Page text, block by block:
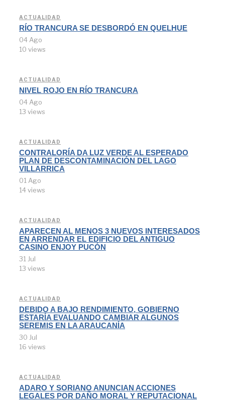
ACTUALIDAD
RÍO TRANCURA SE DESBORDÓ EN QUELHUE
04 Ago
10 views
ACTUALIDAD
NIVEL ROJO EN RÍO TRANCURA
04 Ago
13 views
ACTUALIDAD
CONTRALORÍA DA LUZ VERDE AL ESPERADO
PLAN DE DESCONTAMINACIÓN DEL LAGO
VILLARRICA
01 Ago
14 views
ACTUALIDAD
APARECEN AL MENOS 3 NUEVOS INTERESADOS
EN ARRENDAR EL EDIFICIO DEL ANTIGUO
CASINO ENJOY PUCÓN
31 Jul
13 views
ACTUALIDAD
DEBIDO A BAJO RENDIMIENTO, GOBIERNO
ESTARÍA EVALUANDO CAMBIAR ALGUNOS
SEREMIS EN LA ARAUCANÍA
30 Jul
16 views
ACTUALIDAD
ADARO Y SORIANO ANUNCIAN ACCIONES
LEGALES POR DAÑO MORAL Y REPUTACIONAL